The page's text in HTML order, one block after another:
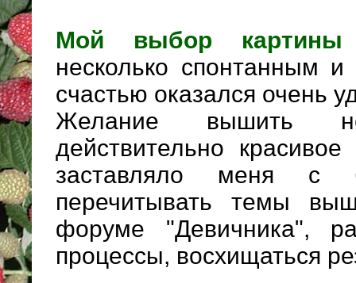
Мой выбор
несколько спонтанным
счастью оказался очень
Желание вышить
действительно
заставляло меня с
перечитывать темы
форуме "Девичника",
процессы, восхищаться